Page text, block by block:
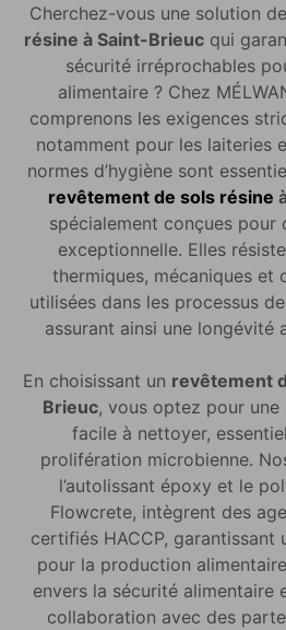
Cherchez-vous une solution de
résine à Saint-Brieucqui
sécurité irréprochables
alimentaire ? Chez
comprenons les exigences
notamment pour les laiteries
normes d’hygiène sont
revêtement de sols résine
spécialement conçues
exceptionnelle. Elles
thermiques, mécaniques et
utilisées dans les processus
assurant ainsi une longévité
En choisissant un revêtement
Brieuc, vous optez pour
facile à nettoyer,
prolifération microbienne.
l’autolissant époxy et le
Flowcrete, intègrent des
certifiés HACCP, garantissant
pour la production
envers la sécurité alimentaire
collaboration avec des